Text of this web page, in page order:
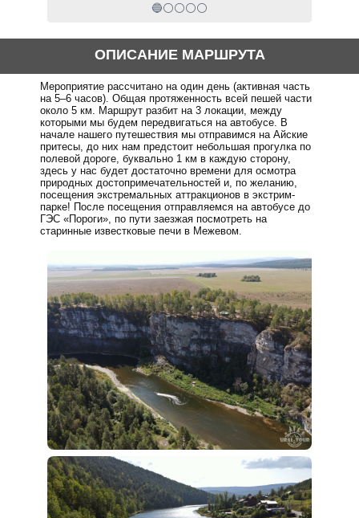
🔵⚪⚪⚪⚪
ОПИСАНИЕ МАРШРУТА
Мероприятие рассчитано на один день (активная часть
на 5–6 часов). Общая протяженность всей пешей части
около 5 км. Маршрут разбит на 3 локации, между
которыми мы будем передвигаться на автобусе. В
начале нашего путешествия мы отправимся на Айские
притесы, до них нам предстоит небольшая прогулка по
полевой дороге, буквально 1 км в каждую сторону,
здесь у нас будет достаточно времени для осмотра
природных достопримечательностей и, по желанию,
посещения экстремальных аттракционов в экстрим-
парке! После посещения отправляемся на автобусе до
ГЭС «Пороги», по пути заезжая посмотреть на
старинные известковые печи в Межевом.